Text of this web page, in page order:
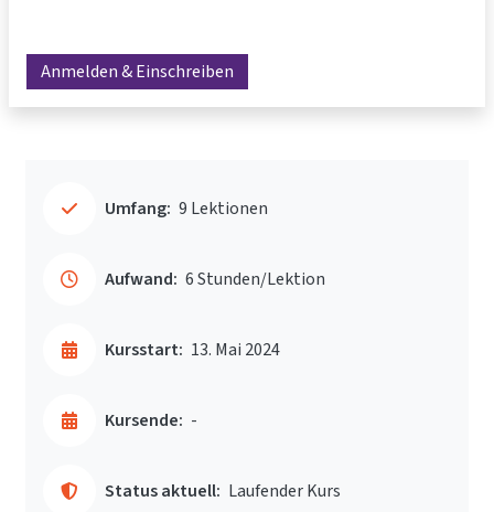
Anmelden & Einschreiben
Umfang: 9 Lektionen
Aufwand: 6 Stunden/Lektion
Kursstart: 13. Mai 2024
Kursende: -
Status aktuell: Laufender Kurs